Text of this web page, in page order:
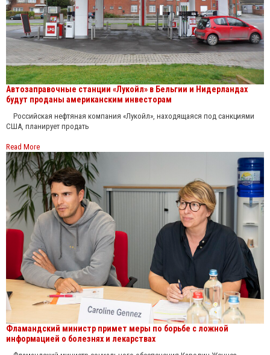
Автозаправочные станции «Лукойл» в Бельгии и Нидерландах
будут проданы американским инвесторам
Российская нефтяная компания «Лукойл», находящаяся под санкциями
США, планирует продать
Read More
Фламандский министр примет меры по борьбе с ложной
информацией о болезнях и лекарствах